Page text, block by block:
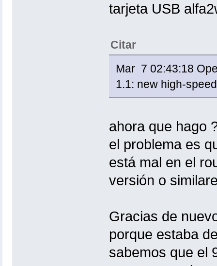
tarjeta USB
Citar
Mar 7 02:43:18
1.1: new high-
ahora que hago
el problema es
está mal en el
versión o
Gracias de
porque estaba
sabemos que el